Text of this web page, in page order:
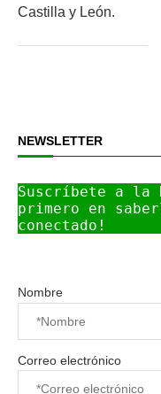
Castilla y León.
NEWSLETTER
Suscríbete a la
primero en
conectado!
Nombre
Correo electrónico